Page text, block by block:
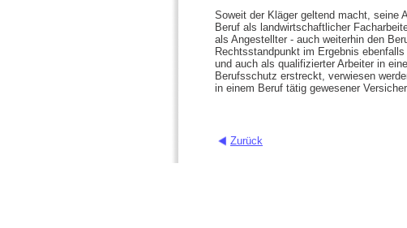
Soweit der Kläger geltend macht, seine
Beruf als landwirtschaftlicher
als Angestellter - auch weiterhin den
Rechtsstandpunkt im Ergebnis
und auch als qualifizierter Arbeiter in
Berufsschutz erstreckt, verwiesen
in einem Beruf tätig gewesener
Zurück